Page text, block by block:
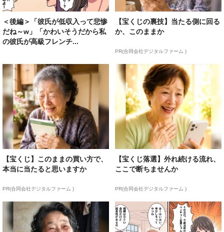
＜後編＞「彼氏が低収入って悲惨
だね～w」「かわいそうだから私
の彼氏が高級フレンチ...
【宝くじの裏技】当たる側に回る
か、このままか
PR(合同会社デジタルファーム )
【宝くじ】このままの買い方で、
本当に当たると思いますか
PR(合同会社デジタルファーム )
【宝くじ落選】外れ続ける流れ、
ここで断ちませんか
PR(合同会社デジタルファーム )